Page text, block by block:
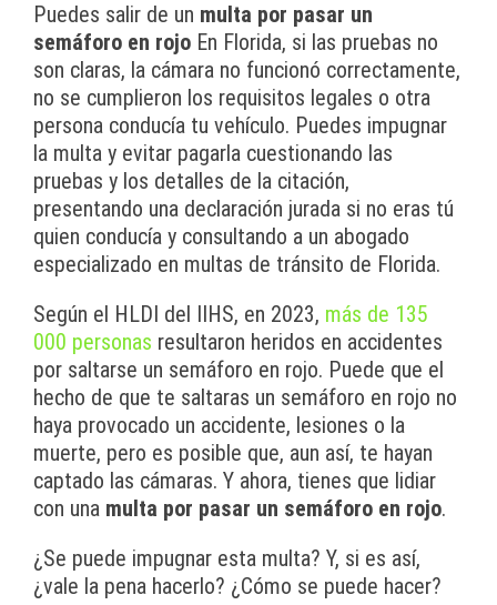
Puedes salir de un multa por pasar un
semáforo en rojo En Florida, si las pruebas no
son claras, la cámara no funcionó correctamente,
no se cumplieron los requisitos legales o otra
persona conducía tu vehículo. Puedes impugnar
la multa y evitar pagarla cuestionando las
pruebas y los detalles de la citación,
presentando una declaración jurada si no eras tú
quien conducía y consultando a un abogado
especializado en multas de tránsito de Florida.
Según el HLDI del IIHS, en 2023, más de 135
000 personas resultaron heridos en accidentes
por saltarse un semáforo en rojo. Puede que el
hecho de que te saltaras un semáforo en rojo no
haya provocado un accidente, lesiones o la
muerte, pero es posible que, aun así, te hayan
captado las cámaras. Y ahora, tienes que lidiar
con una multa por pasar un semáforo en rojo.
¿Se puede impugnar esta multa? Y, si es así,
¿vale la pena hacerlo? ¿Cómo se puede hacer?